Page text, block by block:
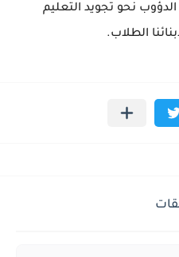
نحو تجويد التعليم
الطلاب.